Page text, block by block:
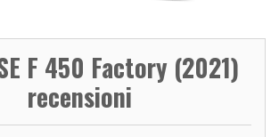
F 450 Factory (2021)
recensioni